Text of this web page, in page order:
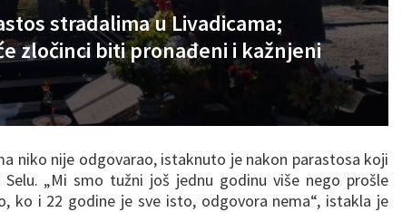
stradalima u Livadicama;
zločinci biti pronađeni i kažnjeni
niko nije odgovarao, istaknuto je nakon parastosa koji
„Mi smo tužni još jednu godinu više nego prošle
ko i 22 godine je sve isto, odgovora nema“, istakla je